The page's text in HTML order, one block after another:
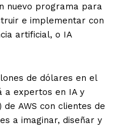
nuevo programa para
e implementar con
artificial, o IA
de dólares en el
a expertos en IA y
de AWS con clientes de
a imaginar, diseñar y